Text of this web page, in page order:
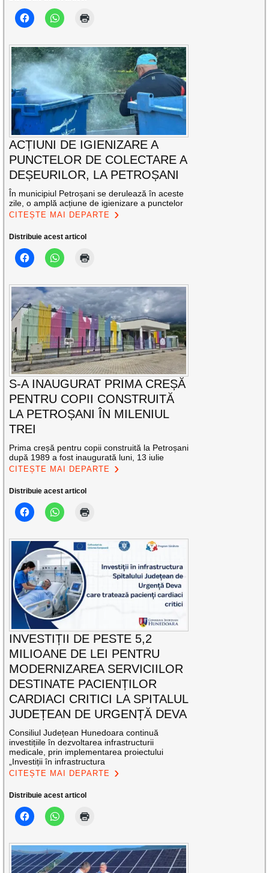
ACȚIUNI DE IGIENIZARE A
PUNCTELOR DE COLECTARE A
DEȘEURILOR, LA PETROȘANI
În municipiul Petroșani se derulează în aceste
zile, o amplă acțiune de igienizare a punctelor
CITEȘTE MAI DEPARTE
Distribuie acest articol
S-A INAUGURAT PRIMA CREȘĂ
PENTRU COPII CONSTRUITĂ
LA PETROȘANI ÎN MILENIUL
TREI
Prima creșă pentru copii construită la Petroșani
după 1989 a fost inaugurată luni, 13 iulie
CITEȘTE MAI DEPARTE
Distribuie acest articol
INVESTIȚII DE PESTE 5,2
MILIOANE DE LEI PENTRU
MODERNIZAREA SERVICIILOR
DESTINATE PACIENȚILOR
CARDIACI CRITICI LA SPITALUL
JUDEȚEAN DE URGENȚĂ DEVA
Consiliul Județean Hunedoara continuă
investițiile în dezvoltarea infrastructurii
medicale, prin implementarea proiectului
„Investiții în infrastructura
CITEȘTE MAI DEPARTE
Distribuie acest articol